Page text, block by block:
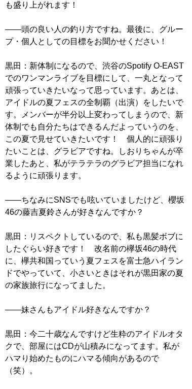
も盛り上がれます！
――頭の良い人の釣り方ですね。最後に、グルー
プ・個人としての目標をお聞かせください！
黒田：新体制になるので、渋谷のSpotify O-EAST
でのワンマンライブを目標にして、一丸となって
頑張っていきたいなって思っています。あとは、
アイドルの夏フェスの全制覇（出演）をしたいで
す。メンバーが半分以上変わってしまうので、新
体制でも自分たちはできるんだよっていうのを、
この夏で見せていきたいです！ 個人的に頑張り
たいことは、グラビアですね。しおりちゃんが卒
業したあと、私がテラテラのグラビア担当になれ
るように頑張ります。
――ちなみにSNSでも呟いていましたけど、櫻坂
46の藤吉夏鈴さんが好きなんですか？
黒田：リスペクトしているので、私も黒髪ボブに
したぐらい好きです！ 改名前の欅坂46の時代
に、欅共和国っていう夏フェスを富士急ハイラン
ドでやっていて、小さいときはそれが黒田家の夏
の家族旅行になってました。
――妹さんもアイドル好きなんですか？
黒田：今二十歳なんですけど生粋のアイドルオタ
クで、部屋にはCDが山積みになってます。私が
ハマり始めたものにハマる傾向があるので
（笑）。